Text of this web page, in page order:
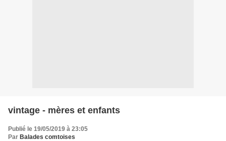
vintage - mères et enfants
Publié le 19/05/2019 à 23:05
Par Balades comtoises